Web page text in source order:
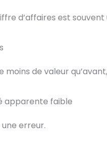
d’affaires est souvent
de valeur
apparente faible
erreur.